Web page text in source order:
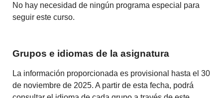
No hay necesidad de ningún programa especial para
seguir este curso.
Grupos e idiomas de la asignatura
La información proporcionada es provisional hasta el 30
de noviembre de 2025. A partir de esta fecha, podrá